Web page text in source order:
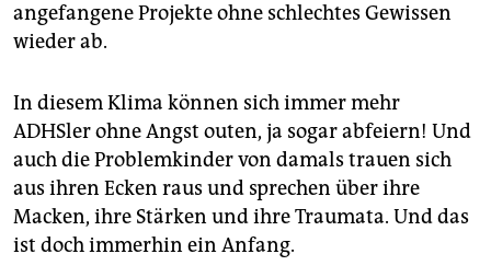
angefangene Projekte ohne schlechtes Gewissen
wieder ab.
In diesem Klima können sich immer mehr
ADHSler ohne Angst outen, ja sogar abfeiern! Und
auch die Problemkinder von damals trauen sich
aus ihren Ecken raus und sprechen über ihre
Macken, ihre Stärken und ihre Traumata. Und das
ist doch immerhin ein Anfang.